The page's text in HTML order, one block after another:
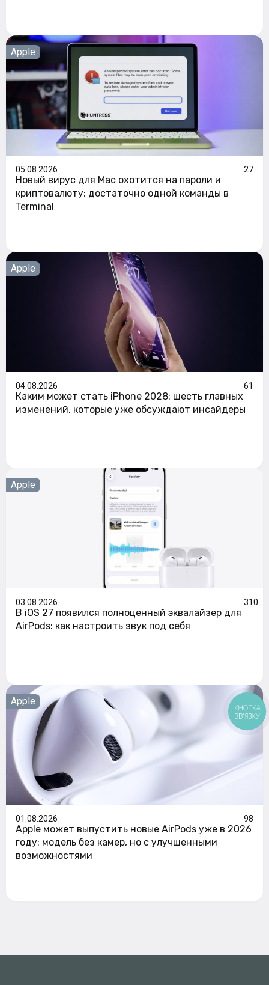
Apple
05.08.2026 27
Новый вирус для Mac охотится на пароли и
криптовалюту: достаточно одной команды в
Terminal
Apple
04.08.2026 61
Каким может стать iPhone 2028: шесть главных
изменений, которые уже обсуждают инсайдеры
Apple
03.08.2026 310
В iOS 27 появился полноценный эквалайзер для
AirPods: как настроить звук под себя
Apple
01.08.2026 98
Apple может выпустить новые AirPods уже в 2026
году: модель без камер, но с улучшенными
возможностями
КНОПКА
ЗВ'ЯЗКУ